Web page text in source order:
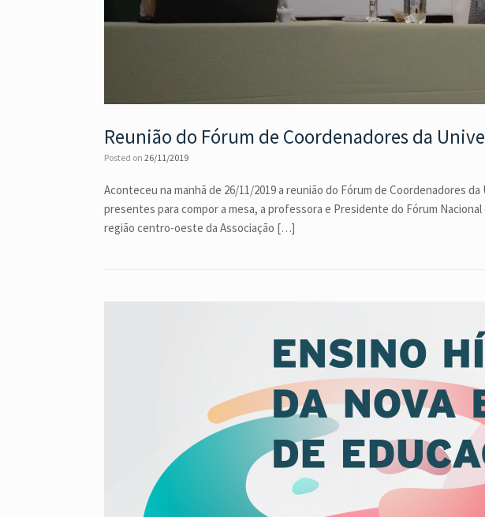
Reunião do Fórum de Coordenadores da
Posted on 26/11/2019
Aconteceu na manhã de 26/11/2019 a reunião do Fórum de Coordenadores
presentes para compor a mesa, a professora e Presidente do Fórum
região centro-oeste da Associação […]